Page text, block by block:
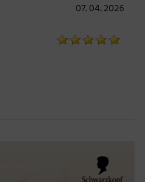
07. 04. 2026